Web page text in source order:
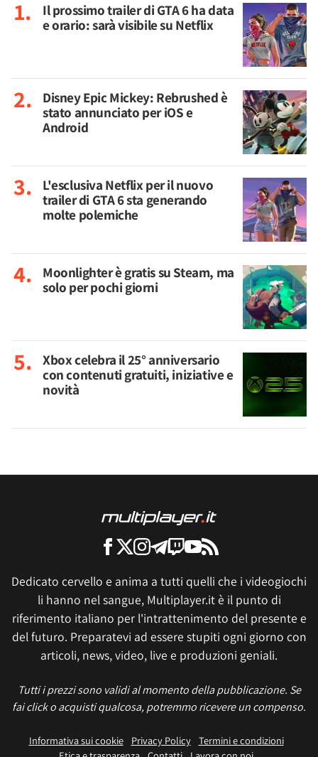
Il prossimo trailer di GTA 6 ha data
e orario: sarà visibile su Netflix
Disney Epic Mickey: Rebrushed è
stato annunciato per iOS e
Android
L'esclusiva Netflix per il nuovo
trailer di GTA 6 sta generando
molte polemiche
Moonlighter è gratis su Steam, ma
solo per pochi giorni
Xbox celebra il 25° anniversario
con contenuti gratuiti, iniziative e
novità
Dedicato cervello e anima a tutti quelli che i videogiochi
li hanno nel sangue, Multiplayer.it è il punto di
riferimento italiano per l'intrattenimento del presente e
del futuro. Preparatevi ad essere stupiti ogni giorno con
articoli, news, video, live e produzioni geniali.
Tutti i prezzi sono validi al momento della pubblicazione. Se
fai click o acquisti qualcosa, potremmo ricevere un compenso.
Informativa sui cookie Privacy Policy
Termini e condizioni